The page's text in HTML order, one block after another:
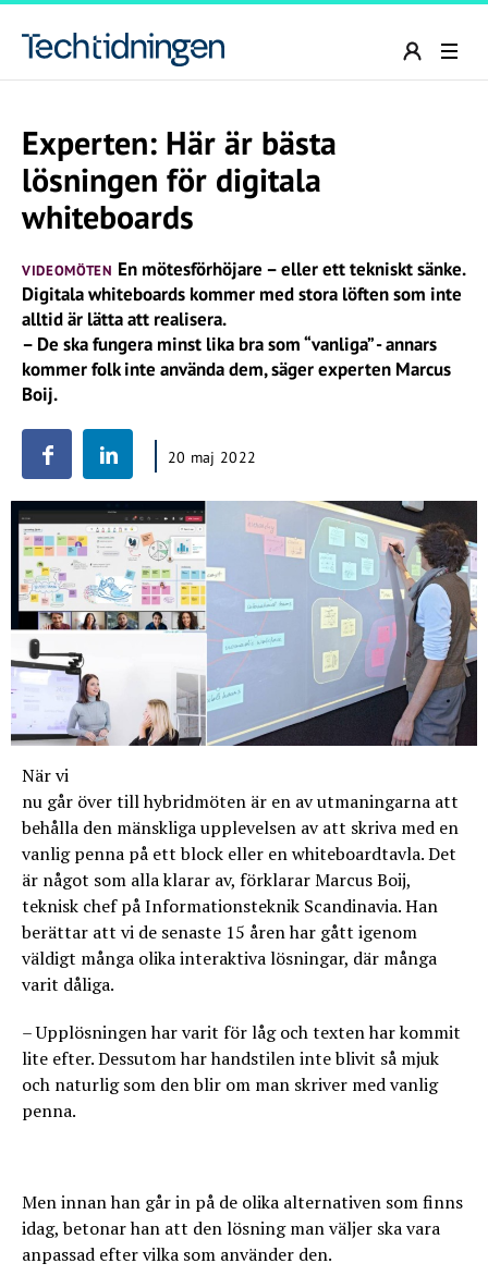
Experten: Här är bästa
lösningen för digitala
whiteboards
VIDEOMÖTEN En mötesförhöjare – eller ett tekniskt sänke.
Digitala whiteboards kommer med stora löften som inte
alltid är lätta att realisera.
– De ska fungera minst lika bra som “vanliga” - annars
kommer folk inte använda dem, säger experten Marcus
Boij.
20 maj 2022
När vi
nu går över till hybridmöten är en av utmaningarna att
behålla den mänskliga upplevelsen av att skriva med en
vanlig penna på ett block eller en whiteboardtavla. Det
är något som alla klarar av, förklarar Marcus Boij,
teknisk chef på Informationsteknik Scandinavia. Han
berättar att vi de senaste 15 åren har gått igenom
väldigt många olika interaktiva lösningar, där många
varit dåliga.
– Upplösningen har varit för låg och texten har kommit
lite efter. Dessutom har handstilen inte blivit så mjuk
och naturlig som den blir om man skriver med vanlig
penna.
Men innan han går in på de olika alternativen som finns
idag, betonar han att den lösning man väljer ska vara
anpassad efter vilka som använder den.